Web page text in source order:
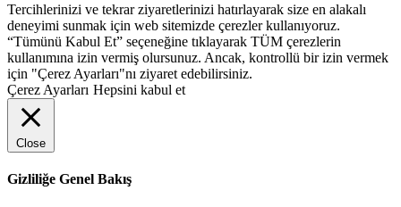
Tercihlerinizi ve tekrar ziyaretlerinizi hatırlayarak size en alakalı
deneyimi sunmak için web sitemizde çerezler kullanıyoruz.
“Tümünü Kabul Et” seçeneğine tıklayarak TÜM çerezlerin
kullanımına izin vermiş olursunuz. Ancak, kontrollü bir izin vermek
için "Çerez Ayarları"nı ziyaret edebilirsiniz.
Çerez Ayarları Hepsini kabul et
Close
Gizliliğe Genel Bakış